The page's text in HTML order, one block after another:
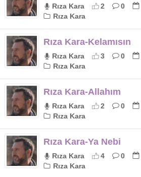
Rıza Kara 2 0
Rıza Kara
Rıza Kara-Kelamısın
Rıza Kara 3 0
Rıza Kara
Rıza Kara-Allahım
Rıza Kara 2 0
Rıza Kara
Rıza Kara-Ya Nebi
Rıza Kara 4 0
Rıza Kara